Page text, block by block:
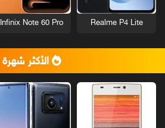
Realme P4 Lite
Infinix Note 60 Pro
الأكثر شهرة